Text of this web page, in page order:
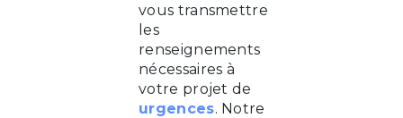
vous transmettre
les
renseignements
nécessaires à
votre projet de
urgences. Notre